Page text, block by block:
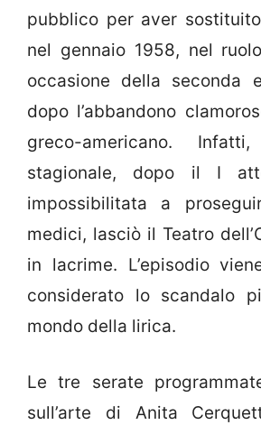
pubblico per aver
nel gennaio 1958, nel
occasione della seconda
dopo l’abbandono
greco-americano.
stagionale, dopo il I
impossibilitata a
medici, lasciò il Teatro
in lacrime. L’episodio
considerato lo scandalo
mondo della lirica.
Le tre serate
sull’arte di Anita